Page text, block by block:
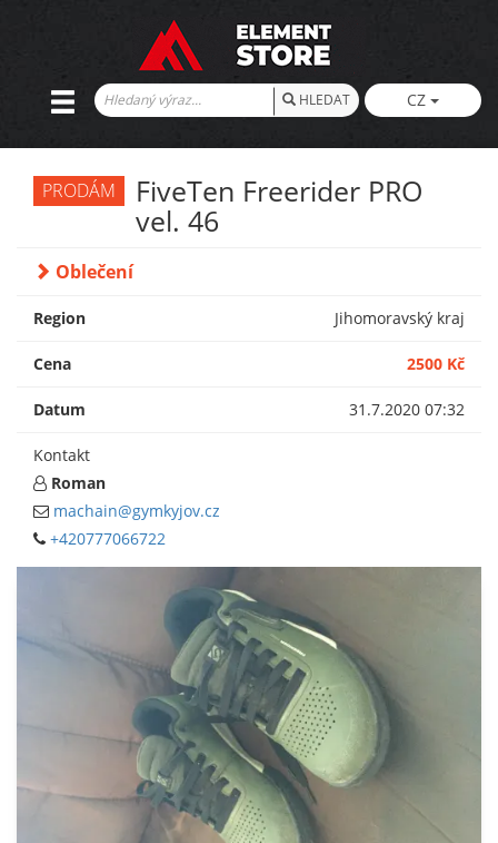
HLEDAT CZ
PRODÁM FiveTen Freerider PRO
vel. 46
Oblečení
Region Jihomoravský kraj
Cena 2500 Kč
Datum 31.7.2020 07:32
Kontakt
Roman
machain@gymkyjov.cz
+420777066722